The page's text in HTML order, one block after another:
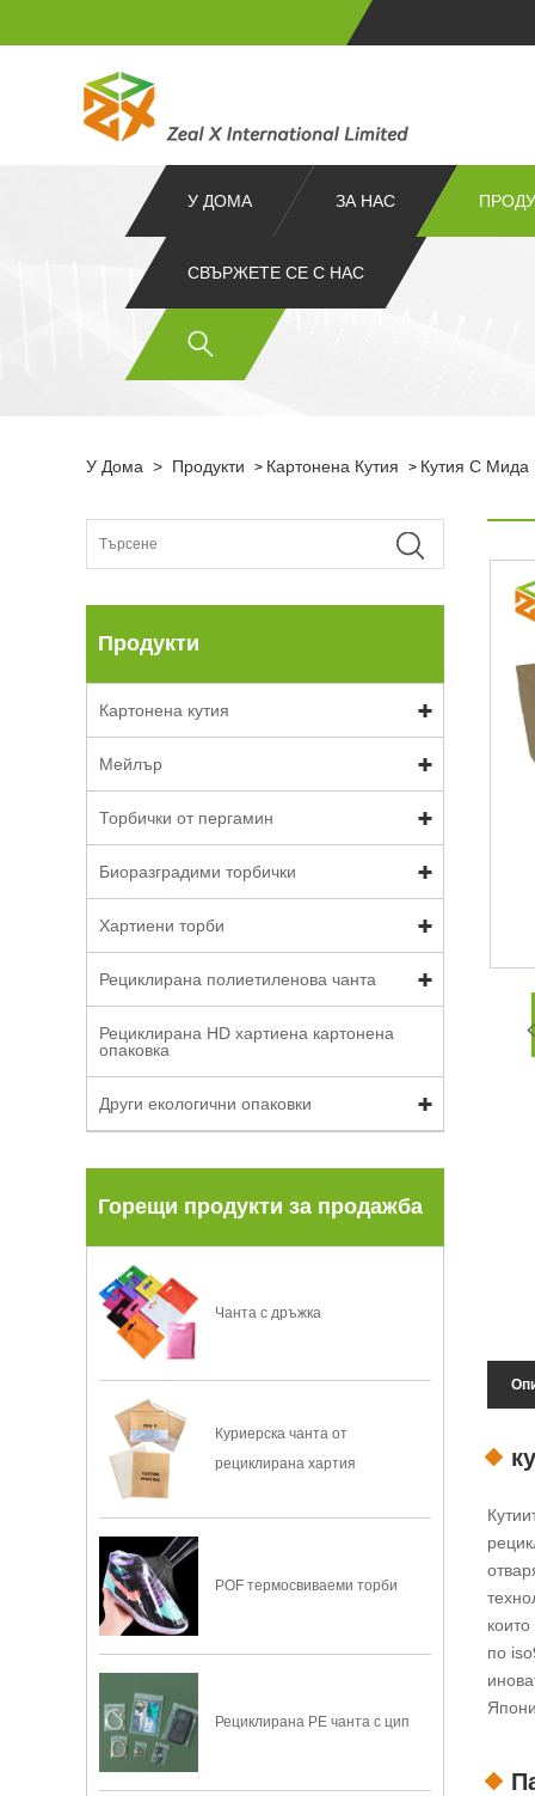
У ДОМА ЗА НАС
СВЪРЖЕТЕ СЕ С НАС
У Дома > Продукти > Картонена Кутия > Кутия С Мида
Продукти
Картонена кутия
Мейлър
Торбички от пергамин
Биоразградими торбички
Хартиени торби
Рециклирана полиетиленова чанта
Рециклирана HD хартиена картонена
опаковка
Други екологични опаковки
Горещи продукти за продажба
Чанта с дръжка
Куриерска чанта от
рециклирана хартия
POF термосвиваеми торби
Рециклирана PE чанта с цип
по